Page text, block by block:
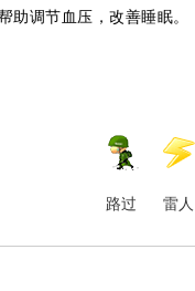
助调节血压，改善睡眠。
路过 雷人